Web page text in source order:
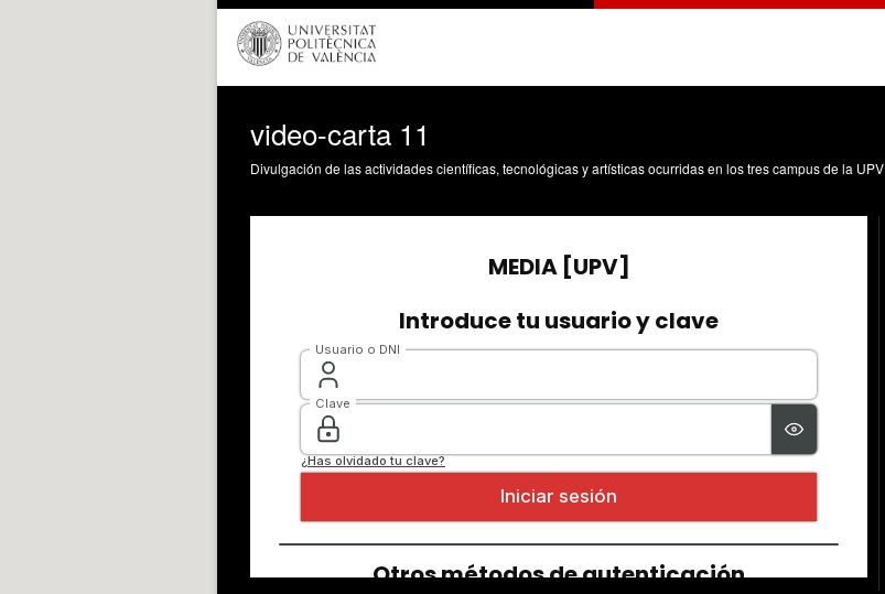
video-carta 11
Divulgación de las actividades científicas, tecnológicas y artísticas ocurridas en los tres campus de la UPV